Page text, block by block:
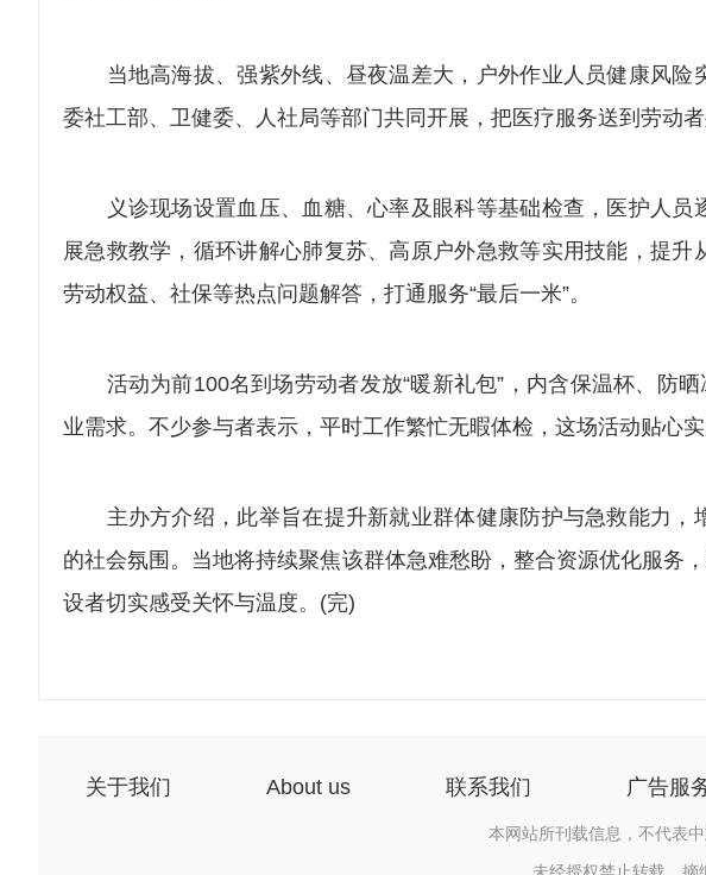
当地高海拔、强紫外线、昼夜温差大，户外作业人员健康风险
委社工部、卫健委、人社局等部门共同开展，把医疗服务送到劳动者
义诊现场设置血压、血糖、心率及眼科等基础检查，医护人员
展急救教学，循环讲解心肺复苏、高原户外急救等实用技能，提
劳动权益、社保等热点问题解答，打通服务“最后一米”。
活动为前100名到场劳动者发放“暖新礼包”，内含保温杯、防晒
业需求。不少参与者表示，平时工作繁忙无暇体检，这场活动贴心
主办方介绍，此举旨在提升新就业群体健康防护与急救能力，
的社会氛围。当地将持续聚焦该群体急难愁盼，整合资源优化服务
设者切实感受关怀与温度。(完)
关于我们 About us 联系我们 广告服
本网站所刊载信息，不代表